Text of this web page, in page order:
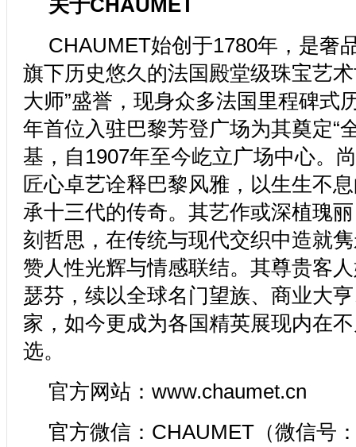
关于CHAUMET
CHAUMET始创于1780年，是奢
旗下历史悠久的法国殿堂级珠宝艺
大师”盛誉，现身众多法国里程碑式
年首位入驻巴黎芳登广场为其奠定“
基，自1907年至今屹立广场中心。
匠心卓艺诠释巴黎风雅，以生生不
承十三代的传奇。其艺作或深植瑰
刻哲思，在传统与现代交织中造就
赞人性光辉与情感联结。其尊贵客
瑟芬，续以全球名门望族、商业大
家，如今更成为各国精英展现内在
选。
官方网站：www.chaumet.cn
官方微信：CHAUMET（微信号